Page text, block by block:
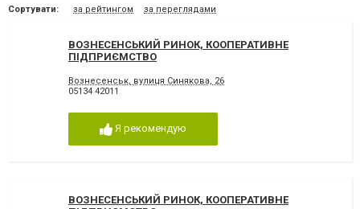
Сортувати: за рейтингом за переглядами
ВОЗНЕСЕНСЬКИЙ РИНОК, КООПЕРАТИВНЕ
ПІДПРИЄМСТВО
Вознесенськ, вулиця Синякова, 26
05134 42011
Я рекомендую
ВОЗНЕСЕНСЬКИЙ РИНОК, КООПЕРАТИВНЕ